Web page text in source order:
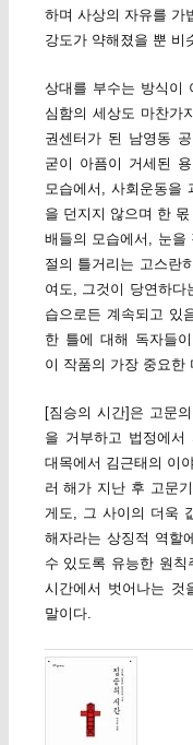
하며 사상의 자유를 가
강도가 약해졌을 뿐 비
상대를 부수는 방식이
심함의 세상도 마찬가
권센터가 된 남영동
굳이 아픔이 거세된
모습에서, 사회운동을
을 던지지 않으며 한
배들의 모습에서, 눈을
절의 틀거리는 고스란
여도, 그것이 당연하
습으로든 계속되고 있
한 틀에 대해 독자들
이 작품의 가장 중요한
[짐승의 시간]은 고문
을 거부하고 법정에서
대목에서 김근태의 이
러 해가 지난 후 고문
게도, 그 사이의 더욱
해자라는 상징적 역할
수 있도록 유능한 원
시간에서 벗어나는 것
말이다.